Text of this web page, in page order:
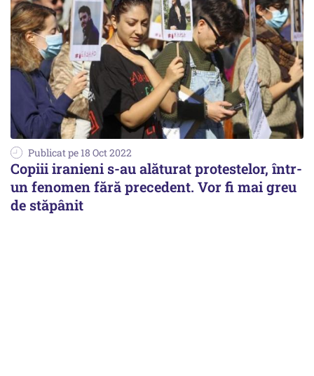
Publicat pe 18 Oct 2022
Copiii iranieni s-au alăturat protestelor, într-
un fenomen fără precedent. Vor fi mai greu
de stăpânit